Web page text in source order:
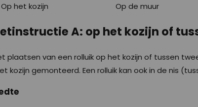
het kozijn Op de muur
A: op het kozijn of
plaatsen van een rolluik op het kozijn of tussen
kozijn gemonteerd. Een rolluik kan ook in de nis